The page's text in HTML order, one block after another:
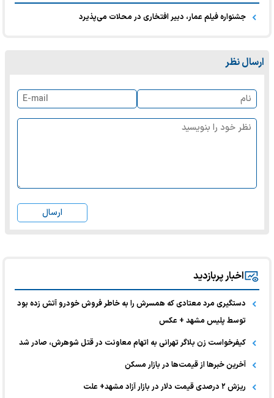
جشنواره فیلم عمار، دبیر افتخاری در محلات می‌پذیرد
ارسال نظر
ارسال
اخبار پربازدید
دستگیری مرد معتادی که همسرش را به خاطر فروش خودرو آتش زده بود
توسط پلیس مشهد + عکس
کیفرخواست زن بلاگر تهرانی به اتهام معاونت در قتل شوهرش، صادر شد
آخرین خبر‌ها از قیمت‌ها در بازار مسکن
ریزش ۲ درصدی قیمت دلار در بازار آزاد مشهد+ علت